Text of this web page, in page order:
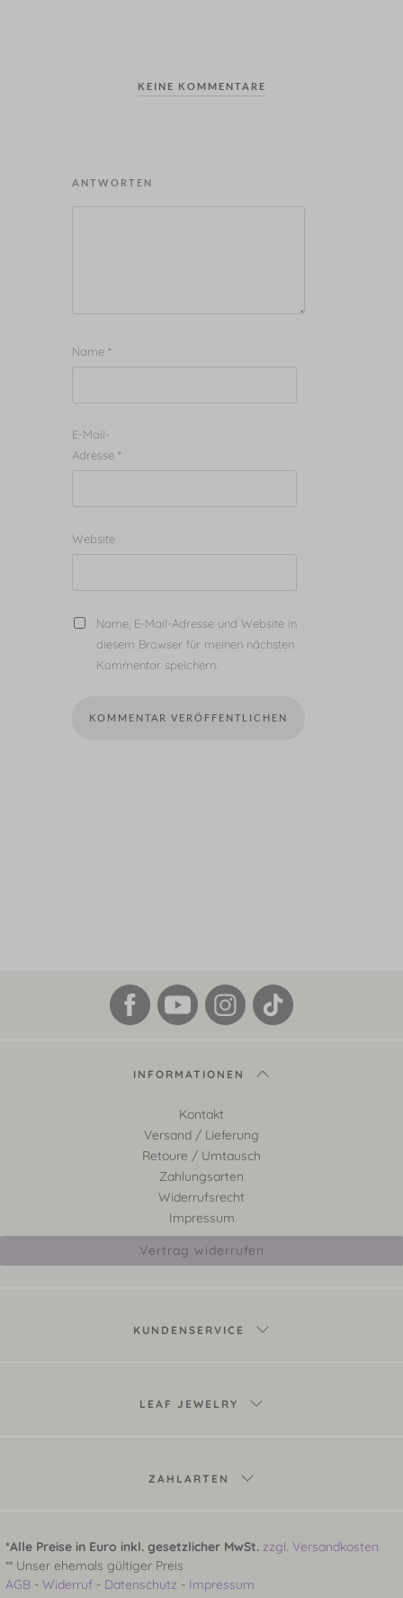
KEINE KOMMENTARE
ANTWORTEN
Name *
E-Mail-
Adresse *
Website
Name, E-Mail-Adresse und Website in
diesem Browser für meinen nächsten
Kommentar speichern.
INFORMATIONEN
Kontakt
Versand / Lieferung
Retoure / Umtausch
Zahlungsarten
Widerrufsrecht
Impressum
Vertrag widerrufen
KUNDENSERVICE
LEAF JEWELRY
ZAHLARTEN
*Alle Preise in Euro inkl. gesetzlicher MwSt. zzgl. Versandkosten
** Unser ehemals gültiger Preis
AGB - Widerruf - Datenschutz - Impressum